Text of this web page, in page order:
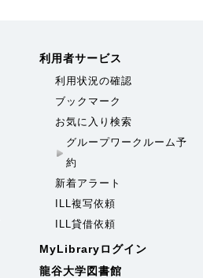
利用者サービス
利用状況の確認
ブックマーク
お気に入り検索
グループワークルーム予
約
新着アラート
ILL複写依頼
ILL貸借依頼
MyLibraryログイン
龍谷大学図書館